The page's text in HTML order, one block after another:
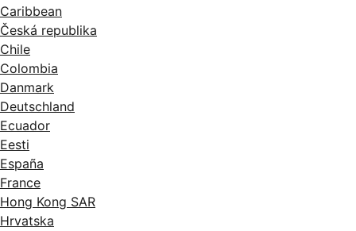
Caribbean
Česká republika
Chile
Colombia
Danmark
Deutschland
Ecuador
Eesti
España
France
Hong Kong SAR
Hrvatska